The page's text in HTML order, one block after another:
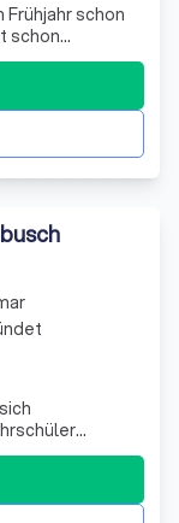
schon
schon
zu 3 Monaten.
Die
Ziel ist es,
sondern dich
unserer